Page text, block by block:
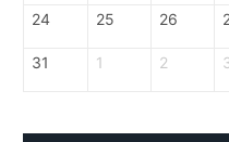
24 25 26
31 1 2